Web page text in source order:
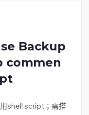
Backup
commen
shell script；需搭